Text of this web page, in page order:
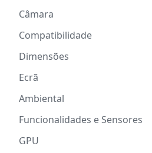
Câmara
Compatibilidade
Dimensões
Ecrã
Ambiental
Funcionalidades e Sensores
GPU